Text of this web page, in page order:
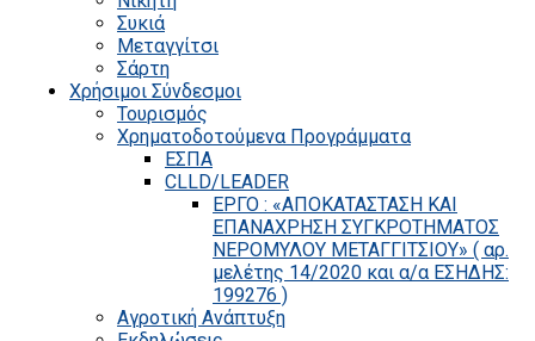
Συκιά
Μεταγγίτσι
Σάρτη
Χρήσιμοι Σύνδεσμοι
Τουρισμός
Χρηματοδοτούμενα Προγράμματα
ΕΣΠΑ
CLLD/LEADER
ΕΡΓΟ : «ΑΠΟΚΑΤΑΣΤΑΣΗ ΚΑΙ
ΕΠΑΝΑΧΡΗΣΗ ΣΥΓΚΡΟΤΗΜΑΤΟΣ
ΝΕΡΟΜΥΛΟΥ ΜΕΤΑΓΓΙΤΣΙΟΥ» ( αρ.
μελέτης 14/2020 και α/α ΕΣΗΔΗΣ:
199276 )
Αγροτική Ανάπτυξη